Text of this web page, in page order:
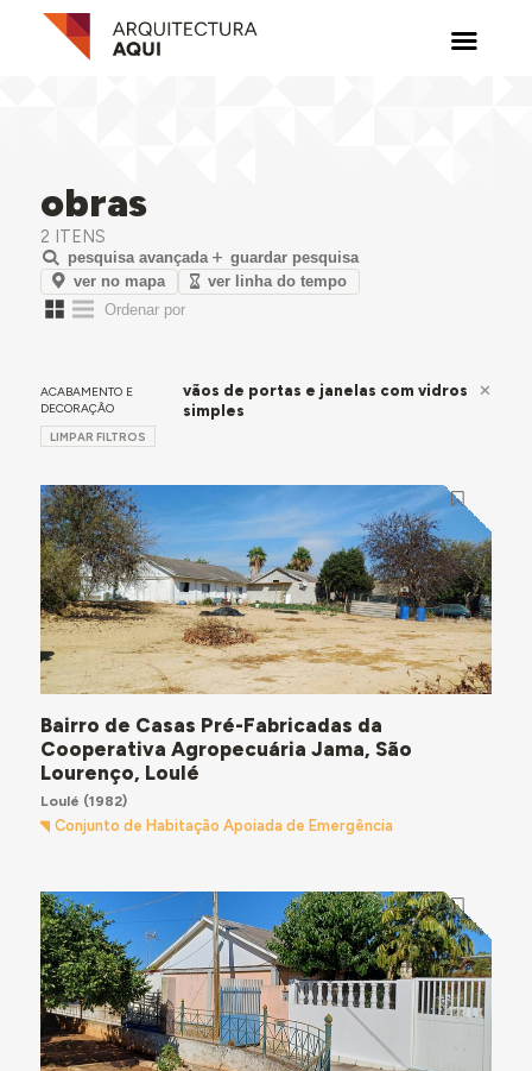
obras
2 ITENS
pesquisa avançada
guardar pesquisa
ver no mapa
ver linha do tempo
ACABAMENTO E
DECORAÇÃO
vãos de portas e janelas com vidros
simples
LIMPAR FILTROS
Bairro de Casas Pré-Fabricadas da
Cooperativa Agropecuária Jama, São
Lourenço, Loulé
Loulé (1982)
Conjunto de Habitação Apoiada de Emergência